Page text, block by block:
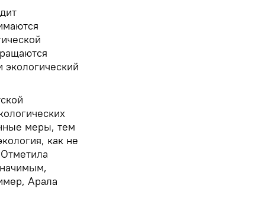
меры, тем
как не
Арала